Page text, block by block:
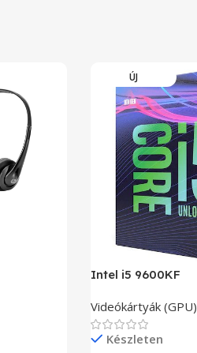
ÚJ
Intel i5 9600KF
Videókártyák (GPU)
Készleten